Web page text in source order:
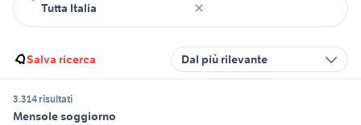
Salva ricerca Dal più rilevante
3.314 risultati
Mensole soggiorno